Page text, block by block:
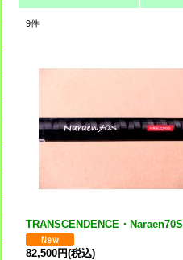
9件
TRANSCENDENCE・Naraen70S
82,500円(税込)